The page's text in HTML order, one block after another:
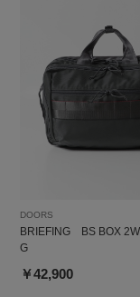
DOORS
BRIEFING BS BOX
G
￥42,900